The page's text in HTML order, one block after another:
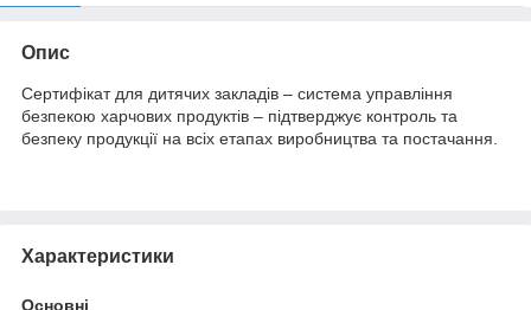
Опис
Сертифікат для дитячих закладів – система управління
безпекою харчових продуктів – підтверджує контроль та
безпеку продукції на всіх етапах виробництва та постачання.
Характеристики
Основні